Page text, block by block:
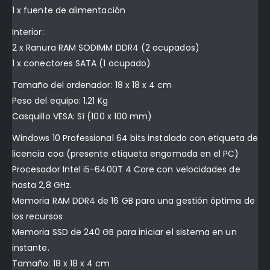
1 x fuente de alimentación
Interior:
2 x Ranura RAM SODIMM DDR4 (2 ocupados)
1 x conectores SATA (1 ocupado)
Tamaño del ordenador: 18 x 18 x 4 cm
Peso del equipo: 1.21 Kg
Casquillo VESA: Sí (100 x 100 mm)
Windows 10 Professional 64 bits instalado con etiqueta de
licencia coa (presente etiqueta engomada en el PC)
Procesador Intel i5-6400T 4 Core con velocidades de
hasta 2,8 GHz.
Memoria RAM DDR4 de 16 GB para una gestión óptima de
los recursos
Memoria SSD de 240 GB para iniciar el sistema en un
instante.
Tamaño: 18 x 18 x 4 cm